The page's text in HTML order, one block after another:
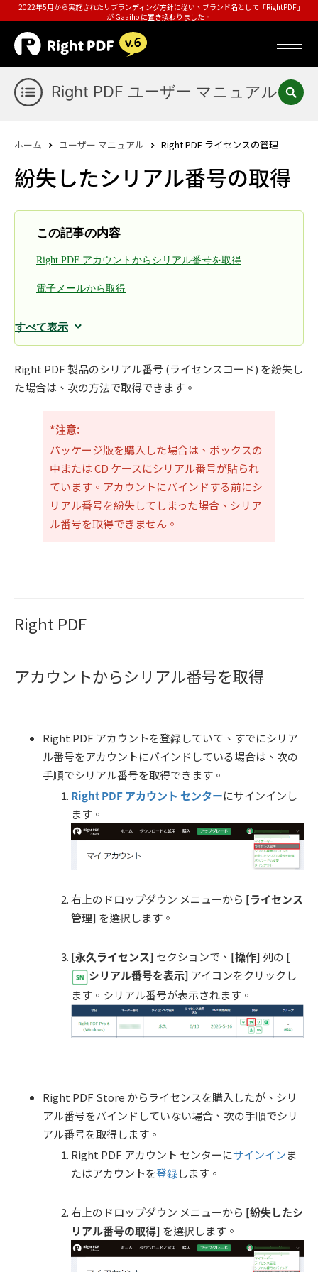
2022年5月から実施されたリブランディング方針に従い、ブランド名として「RightPDF」
が Gaaiho に置き換わりました。
Right PDF ユーザー マニュアル
ホーム ユーザー マニュアル Right PDF ライセンスの管理
紛失したシリアル番号の取得
この記事の内容
Right PDF アカウントからシリアル番号を取得
電子メールから取得
すべて表示
Right PDF 製品のシリアル番号 (ライセンスコード) を紛失し
た場合は、次の方法で取得できます。
*注意:
パッケージ版を購入した場合は、ボックスの
中または CD ケースにシリアル番号が貼られ
ています。アカウントにバインドする前にシ
リアル番号を紛失してしまった場合、シリア
ル番号を取得できません。
Right PDF
アカウントからシリアル番号を取得
Right PDF アカウントを登録していて、すでにシリア
ル番号をアカウントにバインドしている場合は、次の
手順でシリアル番号を取得できます。
Right PDFアカウント センターにサインインし
ます。
右上のドロップダウン メニューから [ライセンス
管理] を選択します。
[永久ライセンス] セクションで、 [操作]列の [
シリアル番号を表示] アイコンをクリックし
ます。シリアル番号が表示されます。
Right PDF Store からライセンスを購入したが、シリ
アル番号をバインドしていない場合、次の手順でシリ
アル番号を取得します。
Right PDF アカウント センターにサインインま
たはアカウントを登録します。
右上のドロップダウン メニューから [紛失したシ
リアル番号の取得] を選択します。